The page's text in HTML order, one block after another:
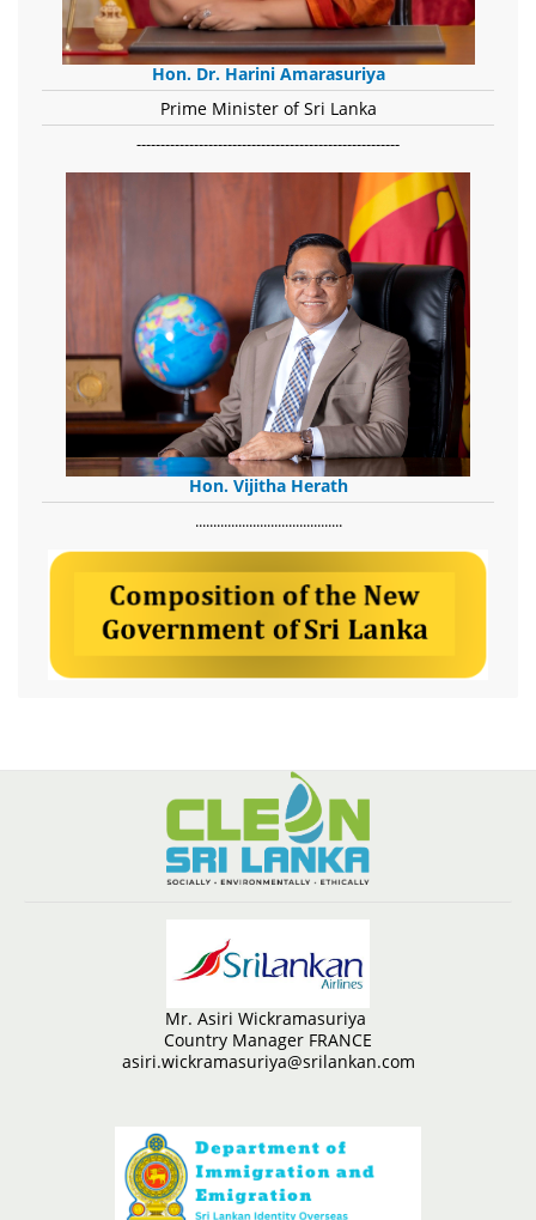
Hon. Dr. Harini Amarasuriya
Prime Minister of Sri Lanka
-------------------------------------------------------
Hon. Vijitha Herath
​.........................................
Mr. Asiri Wickramasuriya
Country Manager FRANCE
asiri.wickramasuriya@srilankan.com